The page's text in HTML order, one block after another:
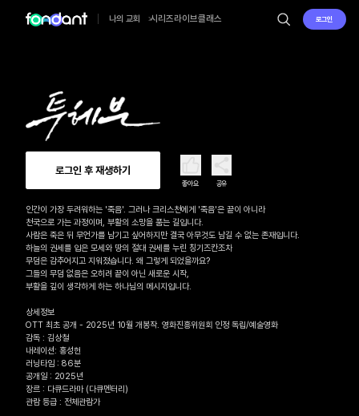
나의 교회 시리즈라이브클래스 로그인
로그인 후 재생하기
좋아요 공유
인간이 가장 두려워하는 '죽음'. 그러나 크리스천에게 '죽음'은 끝이 아니라
천국으로 가는 과정이며, 부활의 소망을 품는 길입니다.
사람은 죽은 뒤 무언가를 남기고 싶어하지만 결국 아무것도 남길 수 없는 존재입니다.
하늘의 권세를 입은 모세와 땅의 절대 권세를 누린 칭기즈칸조차
무덤은 감추어지고 지워졌습니다. 왜 그렇게 되었을까요?
그들의 무덤 없음은 오히려 끝이 아닌 새로운 시작,
부활을 깊이 생각하게 하는 하나님의 메시지입니다.
상세정보
OTT 최초 공개 - 2025년 10월 개봉작. 영화진흥위원회 인정 독립/예술영화
감독 : 김상철
내레이션: 홍성헌
러닝타임 : 86분
공개일 : 2025년
장르 : 다큐드라마 (다큐멘터리)
관람 등급 : 전체관람가